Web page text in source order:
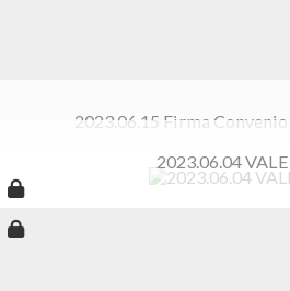
2023.06.15 Firma
2023.06.04